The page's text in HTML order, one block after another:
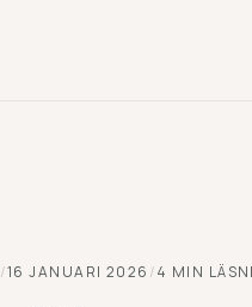
/16 JANUARI 2026 /4 MIN